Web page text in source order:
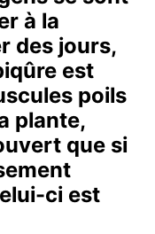
à la
des jours,
est
poils
plante,
que si
ci est